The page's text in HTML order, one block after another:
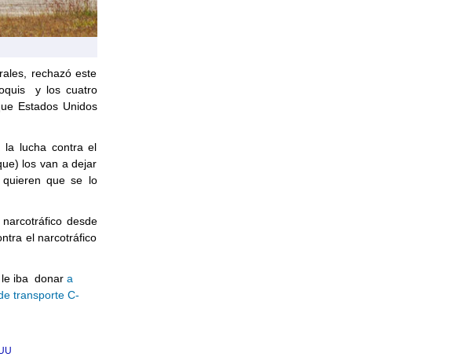
rechazó este
y los cuatro
Estados Unidos
la lucha contra el
los van a dejar
que se lo
desde
el narcotráfico
le iba donar a
transporte C-